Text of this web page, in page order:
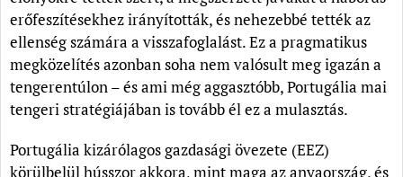
erőfeszítésekhez irányították, és nehezebbé tették az
ellenség számára a visszafoglalást. Ez a pragmatikus
megközelítés azonban soha nem valósult meg igazán a
tengerentúlon – és ami még aggasztóbb, Portugália mai
tengeri stratégiájában is tovább él ez a mulasztás.
Portugália kizárólagos gazdasági övezete (EEZ)
körülbelül hússzor akkora, mint maga az anyaország, és